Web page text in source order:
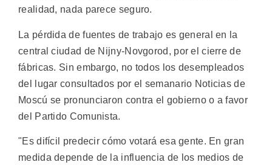
realidad, nada parece seguro.
La pérdida de fuentes de trabajo es general en la
central ciudad de Nijny-Novgorod, por el cierre de
fábricas. Sin embargo, no todos los desempleados
del lugar consultados por el semanario Noticias de
Moscú se pronunciaron contra el gobierno o a favor
del Partido Comunista.
"Es difícil predecir cómo votará esa gente. En gran
medida depende de la influencia de los medios de